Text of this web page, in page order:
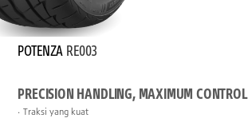
POTENZA RE003
PRECISION HANDLING, MAXIMUM CONTROL
Traksi yang kuat